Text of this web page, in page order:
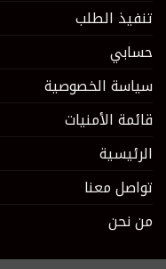
تنفيذ الطلب
حسابي
سياسة الخصوصية
قائمة الأمنيات
الرئيسية
تواصل معنا
من نحن